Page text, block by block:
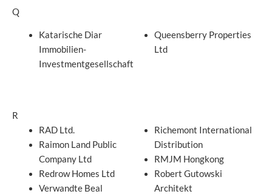
Q
Katarische Diar
Immobilien-
Investmentgesellschaft
Queensberry Properties
Ltd
R
RAD Ltd.
Raimon Land Public
Company Ltd
Redrow Homes Ltd
Verwandte Beal
Richemont International
Distribution
RMJM Hongkong
Robert Gutowski
Architekt